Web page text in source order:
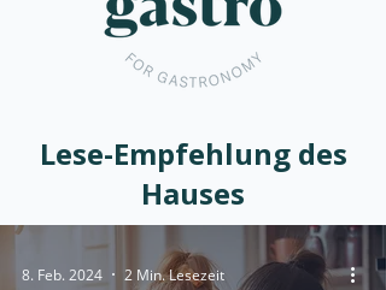
Lese-Empfehlung des
Hauses
8. Feb. 2024 2 Min. Lesezeit